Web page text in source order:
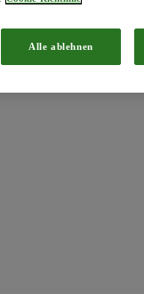
Alle ablehnen